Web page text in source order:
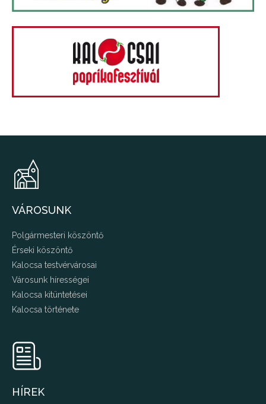
VÁROSUNK
Polgármesteri köszöntő
Érseki köszöntő
Kalocsa testvérvárosai
Városunk hírességei
Kalocsa kitüntetései
Kalocsa története
HÍREK